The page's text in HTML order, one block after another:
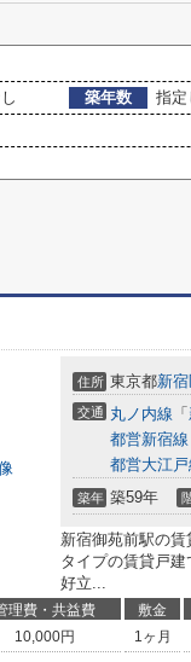
築年数
指定
住所 東京都新
交通 丸ノ内線 「
都営新宿線
都営大江戸
築年 築59年
新宿御苑前駅の
タイプの賃貸戸
好立...
理費・共益費 敷金
10,000円 1ヶ月